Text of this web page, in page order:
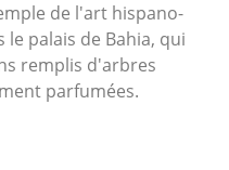
de l'art hispano-
palais de Bahia, qui
remplis d'arbres
parfumées.
palais devait être le